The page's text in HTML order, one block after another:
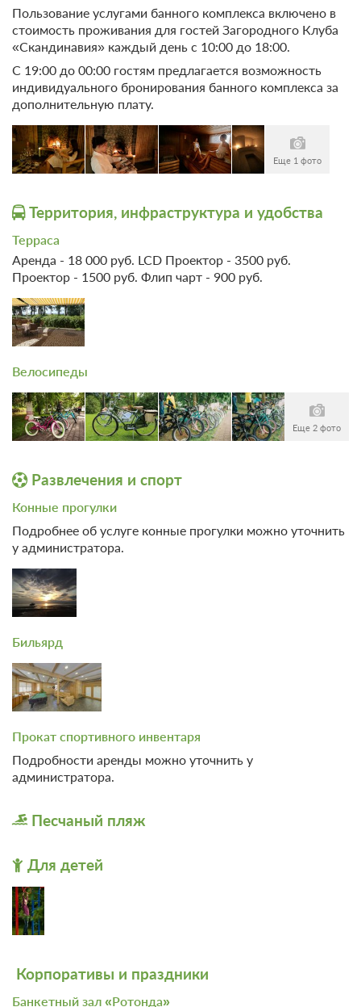
35 500 Забронировать
2 гостя
Моментальное подтверждение
В стоимость входит:
Тариф Стандартный 2026, Включен завтрак "шведский
стол"
Бесплатная отмена до 20 августа 2026 23:59; При отмене
Требуется внесение предоплаты в течение 2 часов.
Сумма предоплаты составляет 35500 руб.
35 500 Забронировать
1 гость
Моментальное подтверждение
В стоимость входит:
Тариф Стандартный 2026, Включен завтрак "шведский
Бесплатная отмена до 20 августа 2026 23:59; При отмене
после 21 августа 2026 00:00 оплата не возвращается
Требуется внесение предоплаты в течение 2 часов.
33 100
Еще 1 тариф
5 фото
60м2
Одна диван-кровать
Ванная комната в номере
Моментальное подтверждение
В стоимость входит:
Пользование услугами банного комплекса включено в
стоимость проживания для гостей Загородного Клуба
«Скандинавия» каждый день с 10:00 до 18:00.
С 19:00 до 00:00 гостям предлагается возможность
индивидуального бронирования банного комплекса за
дополнительную плату.
Еще 1 фото
Территория, инфраструктура и удобства
Терраса
Аренда - 18 000 руб. LCD Проектор - 3500 руб.
Проектор - 1500 руб. Флип чарт - 900 руб.
Велосипеды
Еще 2 фото
Развлечения и спорт
Конные прогулки
Подробнее об услуге конные прогулки можно уточнить
у администратора.
Бильярд
Прокат спортивного инвентаря
Подробности аренды можно уточнить у
администратора.
Песчаный пляж
Для детей
Корпоративы и праздники
Банкетный зал «Ротонда»